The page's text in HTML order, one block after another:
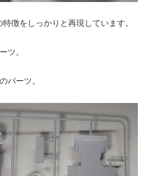
徴をしっかりと再現しています。
ツ。
パーツ。